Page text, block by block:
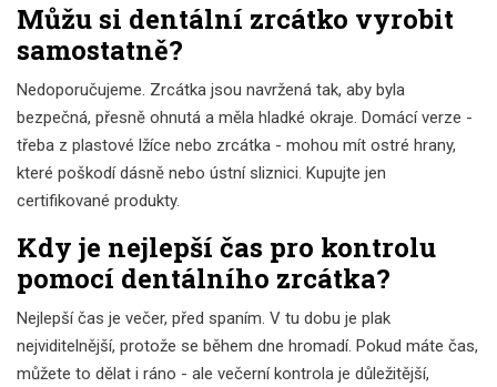
Můžu si dentální zrcátko vyrobit
samostatně?
Nedoporučujeme. Zrcátka jsou navržená tak, aby byla
bezpečná, přesně ohnutá a měla hladké okraje. Domácí verze -
třeba z plastové lžíce nebo zrcátka - mohou mít ostré hrany,
které poškodí dásně nebo ústní sliznici. Kupujte jen
certifikované produkty.
Kdy je nejlepší čas pro kontrolu
pomocí dentálního zrcátka?
Nejlepší čas je večer, před spaním. V tu dobu je plak
nejviditelnější, protože se během dne hromadí. Pokud máte čas,
můžete to dělat i ráno - ale večerní kontrola je důležitější,